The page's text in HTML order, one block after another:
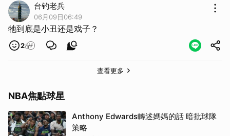
台钓老兵
06月09日06:49
牠到底是小丑还是戏子？
2
查看更多
NBA焦點球星
Anthony Edwards轉述媽媽的話 暗批球隊
策略